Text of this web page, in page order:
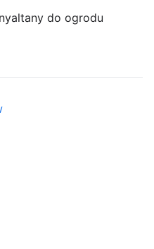
altany do ogrodu